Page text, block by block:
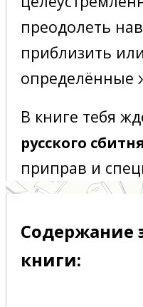
преодолеть
приблизить
определённые
В книге тебя
русского сбитня
приправ и
Содержание
книги: